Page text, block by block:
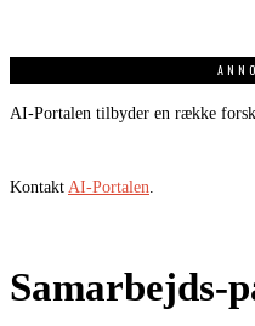
AI-Portalen tilbyder en række
Kontakt AI-Portalen
Samarbejds-